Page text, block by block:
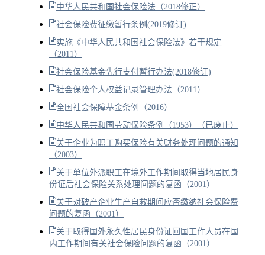
中华人民共和国社会保险法（2018修正）
社会保险费征缴暂行条例(2019修订)
实施《中华人民共和国社会保险法》若干规定
（2011）
社会保险基金先行支付暂行办法(2018修订)
社会保险个人权益记录管理办法（2011）
全国社会保障基金条例（2016）
中华人民共和国劳动保险条例（1953）（已废止）
关于企业为职工购买保险有关财务处理问题的通知
（2003）
关于单位外派职工在境外工作期间取得当地居民身
份证后社会保险关系处理问题的复函（2001）
关于对破产企业生产自救期间应否缴纳社会保险费
问题的复函（2001）
关于取得国外永久性居民身份证回国工作人员在国
内工作期间有关社会保险问题的复函（2001）